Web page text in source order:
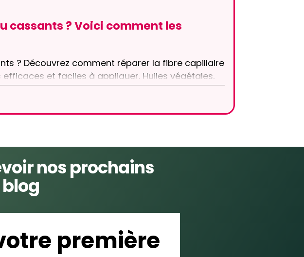
cassants ? Voici comment les
? Découvrez comment réparer la fibre capillaire
et faciles à appliquer. Huiles végétales,
de cidre et routine douce : des solutions
de la brillance aux cheveux fragilisés.
une chevelure saine et éclatante.
nos prochains
première